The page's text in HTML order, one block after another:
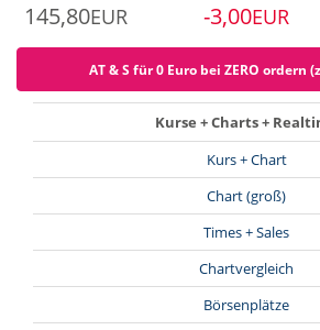
145,80EUR -3,00EUR
AT & S für 0 Euro bei ZERO ordern
Kurse + Charts +
Kurs + Chart
Chart (groß)
Times + Sales
Chartvergleich
Börsenplätze